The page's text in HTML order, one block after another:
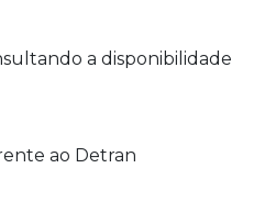
a disponibilidade
ao Detran